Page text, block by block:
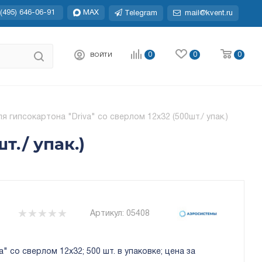
646-06-91 MAX Telegram mail@kvent.ru
ВОЙТИ 0 0 0
гипсокартона "Driva" со сверлом 12x32 (500шт./ упак.)
упак.)
Артикул: 05408
со сверлом 12x32; 500 шт. в упаковке; цена за